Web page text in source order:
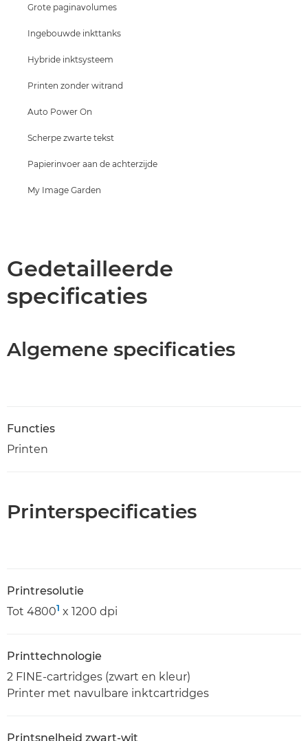
Grote paginavolumes
Ingebouwde inkttanks
Hybride inktsysteem
Printen zonder witrand
Auto Power On
Scherpe zwarte tekst
Papierinvoer aan de achterzijde
My Image Garden
Gedetailleerde
specificaties
Algemene specificaties
Functies
Printen
Printerspecificaties
Printresolutie
Tot 48001 x 1200 dpi
Printtechnologie
2 FINE-cartridges (zwart en kleur)
Printer met navulbare inktcartridges
Printsnelheid zwart-wit